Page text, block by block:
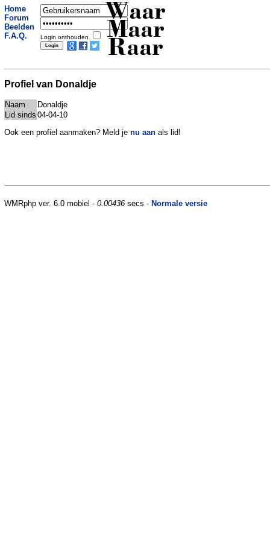
Home
Forum
Beelden
F.A.Q.
Login onthouden
Waar
Maar
Raar
Profiel van Donaldje
Naam
Donaldje
Lid sinds 04-04-10
Ook een profiel aanmaken? Meld je nu aan als lid!
WMRphp ver. 6.0 mobiel - 0.00436 secs - Normale versie